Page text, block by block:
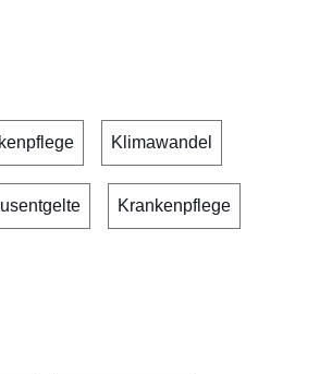
Klimawandel
Krankenpflege